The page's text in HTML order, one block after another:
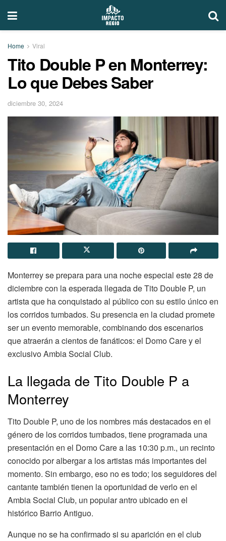
Home Viral
Tito Double P en Monterrey:
Lo que Debes Saber
diciembre 30, 2024
Monterrey se prepara para una noche especial este 28 de
diciembre con la esperada llegada de Tito Double P, un
artista que ha conquistado al público con su estilo único en
los corridos tumbados. Su presencia en la ciudad promete
ser un evento memorable, combinando dos escenarios
que atraerán a cientos de fanáticos: el Domo Care y el
exclusivo Ambia Social Club.
La llegada de Tito Double P a
Monterrey
Tito Double P, uno de los nombres más destacados en el
género de los corridos tumbados, tiene programada una
presentación en el Domo Care a las 10:30 p.m., un recinto
conocido por albergar a los artistas más importantes del
momento. Sin embargo, eso no es todo; los seguidores del
cantante también tienen la oportunidad de verlo en el
Ambia Social Club, un popular antro ubicado en el
histórico Barrio Antiguo.
Aunque no se ha confirmado si su aparición en el club